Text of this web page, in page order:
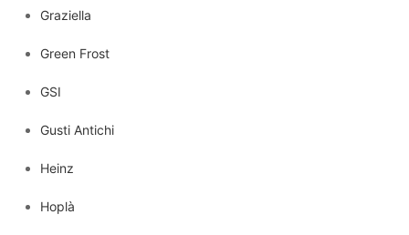
Graziella
Green Frost
GSI
Gusti Antichi
Heinz
Hoplà